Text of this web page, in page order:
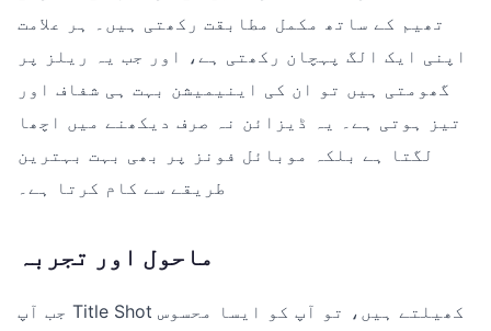
تھیم کے ساتھ مکمل مطابقت رکھتی ہیں۔ ہر علامت
اپنی ایک الگ پہچان رکھتی ہے، اور جب یہ ریلز پر
گھومتی ہیں تو ان کی اینیمیشن بہت ہی شفاف اور
تیز ہوتی ہے۔ یہ ڈیزائن نہ صرف دیکھنے میں اچھا
لگتا ہے بلکہ موبائل فونز پر بھی بہت بہترین
طریقے سے کام کرتا ہے۔
ماحول اور تجربہ
جب آپ Title Shot کھیلتے ہیں، تو آپ کو ایسا محسوس